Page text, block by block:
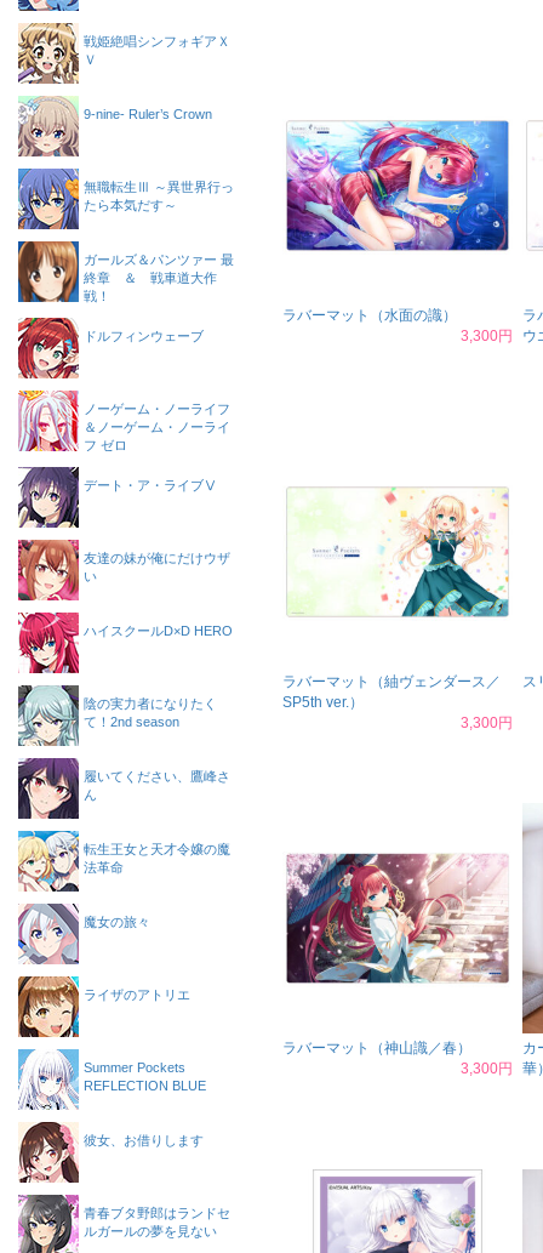
ラバーマット（水面の識）
3,300円
ラ
ウ
ラバーマット（紬ヴェンダース／
SP5th ver.）
3,300円
ス
ラバーマット（神山識／春）
3,300円
カ
華
戦姫絶唱シンフォギアＸ
Ｖ
9-nine- Ruler’s Crown
無職転生Ⅲ ～異世界行っ
たら本気だす～
ガールズ＆パンツァー 最
終章 ＆ 戦車道大作
戦！
ドルフィンウェーブ
ノーゲーム・ノーライフ
＆ノーゲーム・ノーライ
フ ゼロ
デート・ア・ライブⅤ
友達の妹が俺にだけウザ
い
ハイスクールD×D HERO
陰の実力者になりたく
て！2nd season
履いてください、鷹峰さ
ん
転生王女と天才令嬢の魔
法革命
魔女の旅々
ライザのアトリエ
Summer Pockets
REFLECTION BLUE
彼女、お借りします
青春ブタ野郎はランドセ
ルガールの夢を見ない